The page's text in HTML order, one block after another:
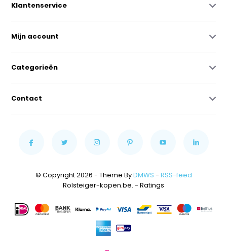
Klantenservice
Mijn account
Categorieën
Contact
© Copyright 2026 - Theme ByDMWS - RSS-feed
Rolsteiger-kopen.be. - Ratings